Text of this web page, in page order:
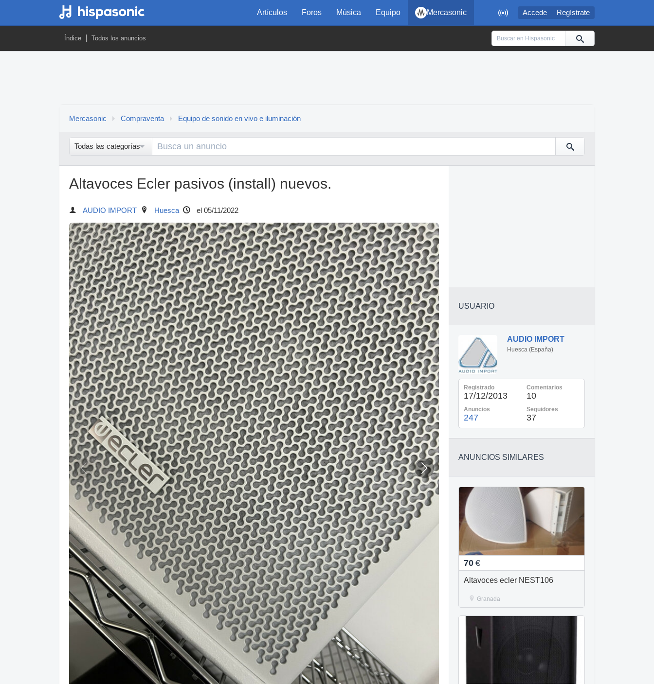
 Accede Regístrate
Artículos Foros Música Equipo Mercasonic
Índice Todos los anuncios
Mercasonic Compraventa Equipo de sonido en vivo e iluminación
Todas las categorías
Altavoces Ecler pasivos (install) nuevos.
AUDIO IMPORT Huesca el 05/11/2022
USUARIO
AUDIO IMPORT
Huesca (España)
Registrado
17/12/2013
Comentarios
10
Anuncios
247
Seguidores
37
ANUNCIOS SIMILARES
70 €
Altavoces ecler NEST106
Granada